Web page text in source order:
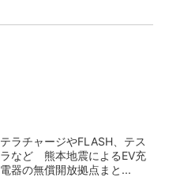
テラチャージやFLASH、テス
ラなど 熊本地震によるEV充
電器の無償開放拠点まと...